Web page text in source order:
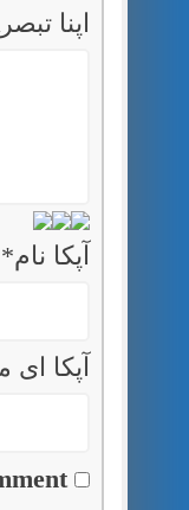
اپنا
آپکا نام*
آپکا